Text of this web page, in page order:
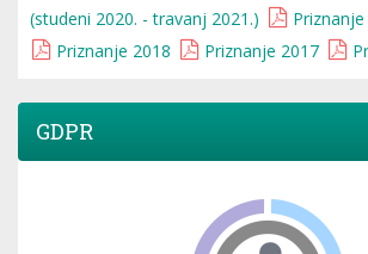
(studeni 2020. - travanj 2021.)
Priznanje 2018
Priznanje 2017
GDPR